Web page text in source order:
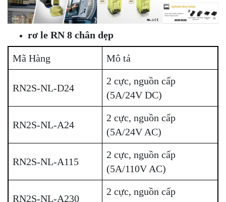
rơ le RN 8 chân dẹp
Mã Hàng Mô tả
RN2S-NL-D24
2 cực, nguồn cấp
(5A/24V DC)
RN2S-NL-A24
2 cực, nguồn cấp
(5A/24V AC)
RN2S-NL-A115
2 cực, nguồn cấp
(5A/110V AC)
RN2S-NL-A230
2 cực, nguồn cấp